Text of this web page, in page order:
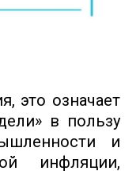
это означает
в пользу
и
инфляции,